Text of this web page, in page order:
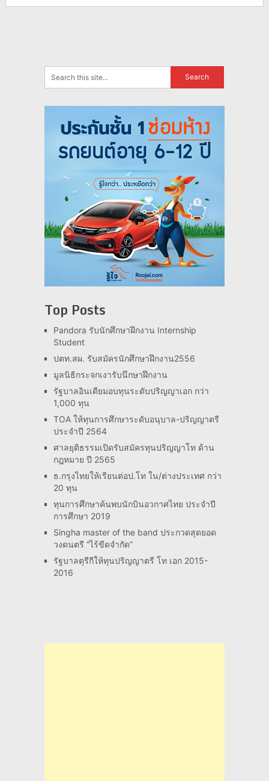
Top Posts
Pandora รับนักศึกษาฝึกงาน Internship
Student
ปตท.สผ. รับสมัครนักศึกษาฝึกงาน2556
มูลนิธิกระจกเงารับนึกษาฝึกงาน
รัฐบาลอินเดียมอบทุนระดับปริญญาเอก กว่า
1,000 ทุน
TOA ให้ทุนการศึกษาระดับอนุบาล-ปริญญาตรี
ประจำปี 2564
ศาลยุติธรรมเปิดรับสมัครทุนปริญญาโท ด้าน
กฎหมาย ปี 2565
ธ.กรุงไทยให้เรียนต่อป.โท ใน/ต่างประเทศ กว่า
20 ทุน
ทุนการศึกษาค้นพบนักบินอวกาศไทย ประจำปี
การศึกษา 2019
Singha master of the band ประกวดสุดยอด
วงดนตรี “ไร้ขีดจำกัด”
รัฐบาลตุรีกีให้ทุนปริญญาตรี โท เอก 2015-
2016